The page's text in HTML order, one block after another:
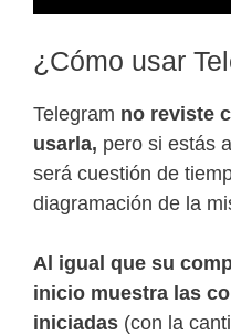
¿Cómo usar
Telegram no reviste
usarla, pero si estás
será cuestión de
diagramación de la
Al igual que su
inicio muestra las
iniciadas (con la